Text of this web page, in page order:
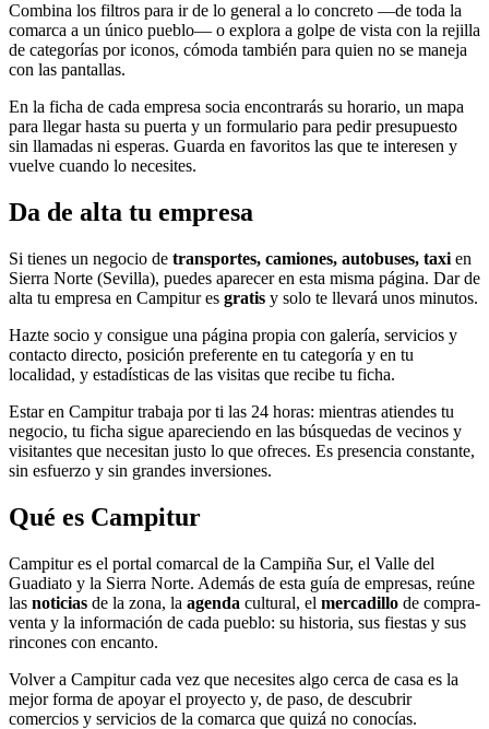
Combina los filtros para ir de lo general a lo concreto —de toda la
comarca a un único pueblo— o explora a golpe de vista con la rejilla
de categorías por iconos, cómoda también para quien no se maneja
con las pantallas.
En la ficha de cada empresa socia encontrarás su horario, un mapa
para llegar hasta su puerta y un formulario para pedir presupuesto
sin llamadas ni esperas. Guarda en favoritos las que te interesen y
vuelve cuando lo necesites.
Da de alta tu empresa
Si tienes un negocio de transportes, camiones, autobuses, taxi en
Sierra Norte (Sevilla), puedes aparecer en esta misma página. Dar de
alta tu empresa en Campitur es gratis y solo te llevará unos minutos.
Hazte socio y consigue una página propia con galería, servicios y
contacto directo, posición preferente en tu categoría y en tu
localidad, y estadísticas de las visitas que recibe tu ficha.
Estar en Campitur trabaja por ti las 24 horas: mientras atiendes tu
negocio, tu ficha sigue apareciendo en las búsquedas de vecinos y
visitantes que necesitan justo lo que ofreces. Es presencia constante,
sin esfuerzo y sin grandes inversiones.
Qué es Campitur
Campitur es el portal comarcal de la Campiña Sur, el Valle del
Guadiato y la Sierra Norte. Además de esta guía de empresas, reúne
las noticias de la zona, la agenda cultural, el mercadillo de compra-
venta y la información de cada pueblo: su historia, sus fiestas y sus
rincones con encanto.
Volver a Campitur cada vez que necesites algo cerca de casa es la
mejor forma de apoyar el proyecto y, de paso, de descubrir
comercios y servicios de la comarca que quizá no conocías.